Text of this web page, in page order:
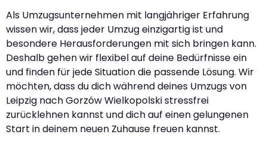
Als Umzugsunternehmen mit langjähriger Erfahrung
wissen wir, dass jeder Umzug einzigartig ist und
besondere Herausforderungen mit sich bringen kann.
Deshalb gehen wir flexibel auf deine Bedürfnisse ein
und finden für jede Situation die passende Lösung. Wir
möchten, dass du dich während deines Umzugs von
Leipzig nach Gorzów Wielkopolski stressfrei
zurücklehnen kannst und dich auf einen gelungenen
Start in deinem neuen Zuhause freuen kannst.